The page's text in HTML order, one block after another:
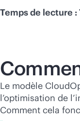
Temps de lecture
Le modèle
l’optimisation de
Comment cela